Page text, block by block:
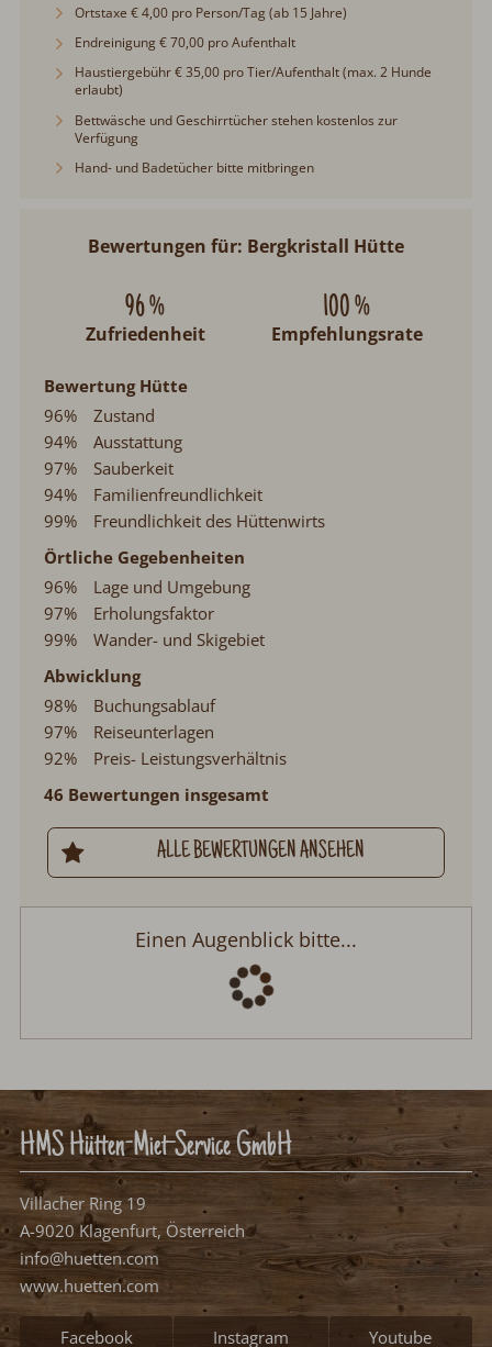
Ortstaxe € 4,00 pro Person/Tag (ab 15 Jahre)
Endreinigung € 70,00 pro Aufenthalt
Haustiergebühr € 35,00 pro Tier/Aufenthalt (max. 2 Hunde
erlaubt)
Bettwäsche und Geschirrtücher stehen kostenlos zur
Verfügung
Hand- und Badetücher bitte mitbringen
Bewertungen für: Bergkristall Hütte
96 %
Zufriedenheit
100 %
Empfehlungsrate
Bewertung Hütte
96%
Zustand
94%
Ausstattung
97%
Sauberkeit
94%
Familienfreundlichkeit
99%
Freundlichkeit des Hüttenwirts
Örtliche Gegebenheiten
96%
Lage und Umgebung
97%
Erholungsfaktor
99%
Wander- und Skigebiet
Abwicklung
98%
Buchungsablauf
97%
Reiseunterlagen
92%
Preis- Leistungsverhältnis
46 Bewertungen insgesamt
ALLE BEWERTUNGEN ANSEHEN
Einen Augenblick bitte...
HMS Hütten-Miet-Service GmbH
Villacher Ring 19
A-9020 Klagenfurt, Österreich
info@huetten.com
www.huetten.com
Facebook Instagram Youtube